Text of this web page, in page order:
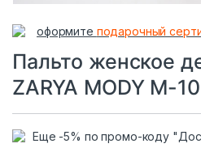
оформите подарочный
Пальто женское
ZARYA MODY М-
Еще -5% по промо-коду